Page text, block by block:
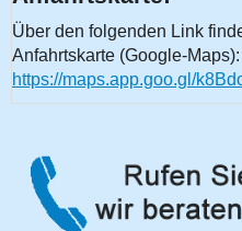
Über den folgenden Link
Anfahrtskarte (Google-Maps):
https://maps.app.goo.gl/